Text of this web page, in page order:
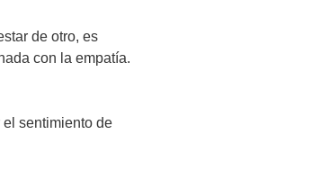
de otro, es
con la empatía.
sentimiento de